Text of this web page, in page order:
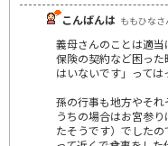
こんばんは ももひな
義母さんのことは適当
保険の契約など困っ
はいないです」っては
孫の行事も地方やそれ
うちの場合はお宮参
たそうです）でした